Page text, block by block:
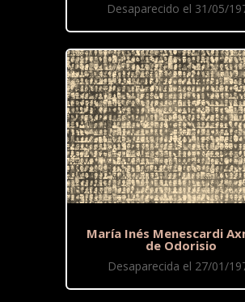
Desaparecido el 31/05/
María Inés Menescardi
de Odorisio
Desaparecida el 27/01/